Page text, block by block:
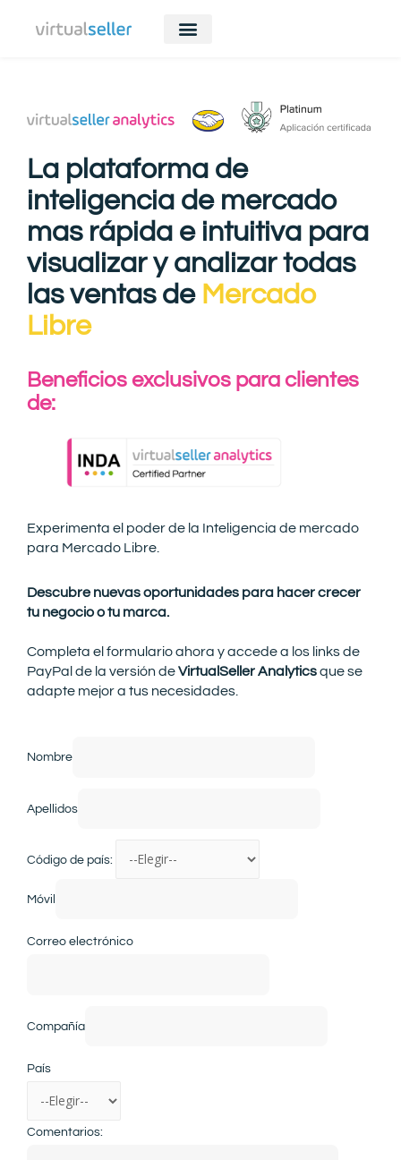
La plataforma de
inteligencia de mercado
mas rápida e intuitiva para
visualizar y analizar todas
las ventas de Mercado
Libre
Beneficios exclusivos para clientes
de:
Experimenta el poder de la Inteligencia de mercado
para Mercado Libre.
Descubre nuevas oportunidades para hacer crecer
tu negocio o tu marca.
Completa el formulario ahora y accede a los links de
PayPal de la versión deVirtualSeller Analyticsque se
adapte mejor a tus necesidades.
Nombre
Apellidos
Código de país:
Móvil
Correo electrónico
Compañía
País
Comentarios: